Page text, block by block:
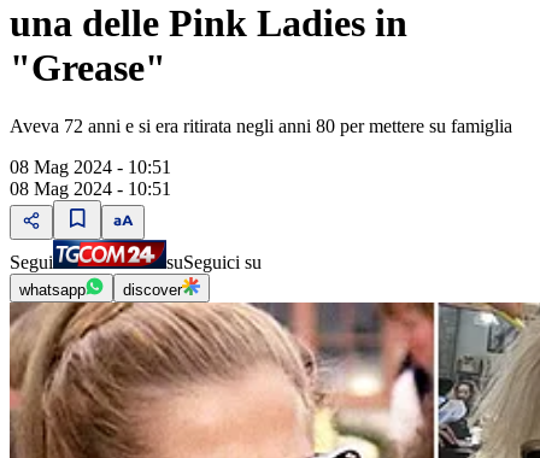
una delle Pink Ladies in
"Grease"
Aveva 72 anni e si era ritirata negli anni 80 per mettere su famiglia
08 Mag 2024 - 10:51
08 Mag 2024 - 10:51
Segui suSeguici su
whatsapp discover